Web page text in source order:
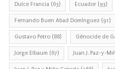
Dulce Francia (63) Ecuador (93)
Fernando Buen Abad Domínguez (91)
Gustavo Petro (88) Génocide de
Jorge Elbaum (67) Juan J. Paz-y-